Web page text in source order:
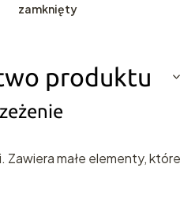
zamknięty
produktu
Zawiera małe elementy, które